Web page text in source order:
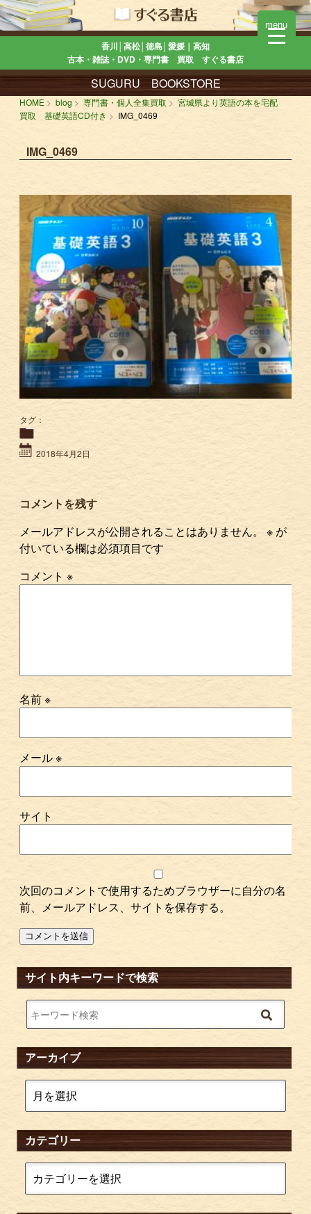
香川│高松│徳島│愛媛｜高知
古本・雑誌・DVD・専門書 買取 すぐる書店
SUGURU BOOKSTORE
HOME blog 専門書・個人全集買取
宮城県より英語の本を宅配
買取 基礎英語CD付き
IMG_0469
IMG_0469
タグ：
2018年4月2日
コメントを残す
メールアドレスが公開されることはありません。
※ が
付いている欄は必須項目です
コメント※
名前※
メール※
サイト
次回のコメントで使用するためブラウザーに自分の名
前、メールアドレス、サイトを保存する。
サイト内キーワードで検索
アーカイブ
カテゴリー
menu